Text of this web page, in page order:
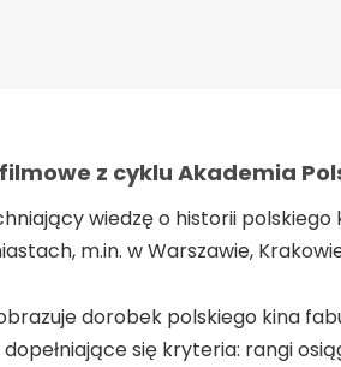
z cyklu Akademia
wiedzę o historii polskiego
m.in. w Warszawie,
dorobek polskiego kina
się kryteria: rangi